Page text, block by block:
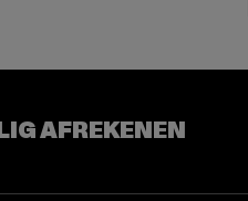
AFREKENEN